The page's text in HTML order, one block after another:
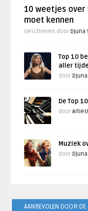
10 weetjes over
moet kennen
Geschreven door Djuna
Top 10
aller
door
De Top
door
Muziek
door
AANBEVOLEN DOOR DE